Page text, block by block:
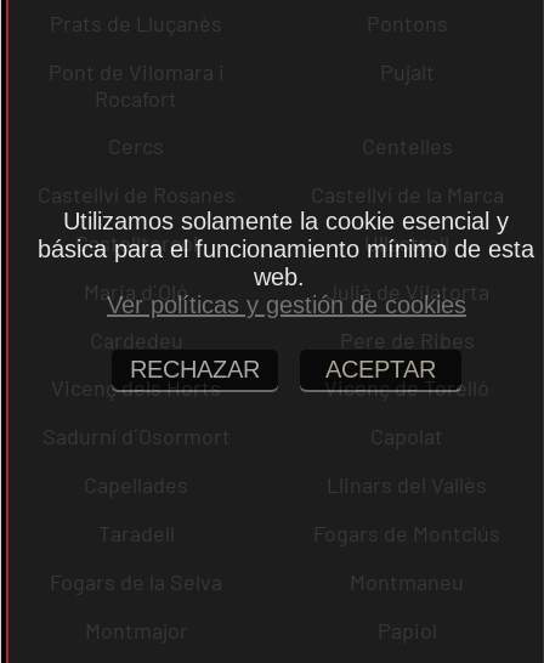
Prats de Lluçanès
Pontons
Pont de Vilomara i
Rocafort
Pujalt
Cercs
Centelles
Castellví de Rosanes
Castellví de la Marca
Castellterçol
Ullastrell
Maria d´Oló
Julià de Vilatorta
Cardedeu
Pere de Ribes
Vicenç dels Horts
Vicenç de Torelló
Sadurní d´Osormort
Capolat
Capellades
Llinars del Vallès
Taradell
Fogars de Montclús
Fogars de la Selva
Montmaneu
Montmajor
Papiol
Utilizamos solamente la cookie esencial y
básica para el funcionamiento mínimo de esta
web.
Ver políticas y gestión de cookies
RECHAZAR ACEPTAR